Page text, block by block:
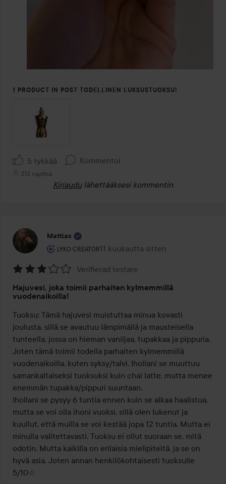
1 PRODUCT IN POST TODELLINEN LUKSUSTUOKSU!
5 tykkää Kommentoi
213 näyttöä
Kirjaudu lähettääksesi kommentin
Mattias
LYKO CREATOR
Käyttäjän rooli: Lyko Creator.
11 kuukautta sitten
Viesti luotiin 11 kuukautta sitten
3
5
Verifierad testare
Hajuvesi, joka toimii parhaiten kylmemmillä
vuodenaikoilla!
Tuoksu: Tämä hajuvesi muistuttaa minua kovasti
joulusta, sillä se avautuu lämpimällä ja mausteisella
tunteella, jossa on hieman vaniljaa, tupakkaa ja pippuria.
Joten tämä toimii todella parhaiten kylmemmillä
vuodenaikoilla, kuten syksy/talvi. Ihollani se muuttuu
samankaltaiseksi tuoksuksi kuin chai latte, mutta menee
enemmän tupakka/pippuri suuntaan.
Ihollani se pysyy 6 tuntia ennen kuin se alkaa haalistua,
mutta se voi olla ihoni vuoksi, sillä olen lukenut ja
kuullut, että muilla se voi kestää jopa 12 tuntia. Mutta ei
minulla valitettavasti. Tuoksu ei ollut suoraan se, mitä
odotin. Mutta kaikilla on erilaisia mielipiteitä, ja se on
hyvä asia. Joten annan henkilökohtaisesti tuoksulle
5/10☆